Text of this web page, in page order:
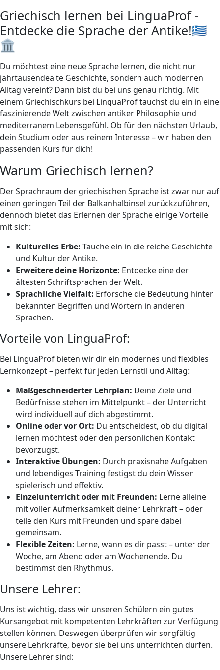
Griechisch lernen bei LinguaProf -
Entdecke die Sprache der Antike!🇬🇷
🏛️
Du möchtest eine neue Sprache lernen, die nicht nur
jahrtausendealte Geschichte, sondern auch modernen
Alltag vereint? Dann bist du bei uns genau richtig. Mit
einem Griechischkurs bei LinguaProf tauchst du ein in eine
faszinierende Welt zwischen antiker Philosophie und
mediterranem Lebensgefühl. Ob für den nächsten Urlaub,
dein Studium oder aus reinem Interesse – wir haben den
passenden Kurs für dich!
Warum Griechisch lernen?
Der Sprachraum der griechischen Sprache ist zwar nur auf
einen geringen Teil der Balkanhalbinsel zurückzuführen,
dennoch bietet das Erlernen der Sprache einige Vorteile
mit sich:
Kulturelles Erbe: Tauche ein in die reiche Geschichte
und Kultur der Antike.
Erweitere deine Horizonte: Entdecke eine der
ältesten Schriftsprachen der Welt.
Sprachliche Vielfalt: Erforsche die Bedeutung hinter
bekannten Begriffen und Wörtern in anderen
Sprachen.
Vorteile von LinguaProf:
Bei LinguaProf bieten wir dir ein modernes und flexibles
Lernkonzept – perfekt für jeden Lernstil und Alltag:
Maßgeschneiderter Lehrplan: Deine Ziele und
Bedürfnisse stehen im Mittelpunkt – der Unterricht
wird individuell auf dich abgestimmt.
Online oder vor Ort: Du entscheidest, ob du digital
lernen möchtest oder den persönlichen Kontakt
bevorzugst.
Interaktive Übungen: Durch praxisnahe Aufgaben
und lebendiges Training festigst du dein Wissen
spielerisch und effektiv.
Einzelunterricht oder mit Freunden: Lerne alleine
mit voller Aufmerksamkeit deiner Lehrkraft – oder
teile den Kurs mit Freunden und spare dabei
gemeinsam.
Flexible Zeiten: Lerne, wann es dir passt – unter der
Woche, am Abend oder am Wochenende. Du
bestimmst den Rhythmus.
Unsere Lehrer:
Uns ist wichtig, dass wir unseren Schülern ein gutes
Kursangebot mit kompetenten Lehrkräften zur Verfügung
stellen können. Deswegen überprüfen wir sorgfältig
unsere Lehrkräfte, bevor sie bei uns unterrichten dürfen.
Unsere Lehrer sind: